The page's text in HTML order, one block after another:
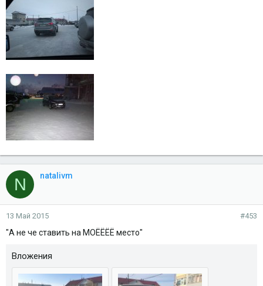
N natalivm
13 Май 2015 #453
"А не че ставить на МОЁЁЁЁ место"
Вложения